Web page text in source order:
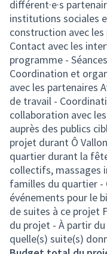
différent·e·s
institutions sociales
construction avec
Contact avec les
programme -
Coordination et
avec les partenaires
de travail -
collaboration avec
auprès des publics
projet durant Ô
quartier durant la
collectifs, massages
familles du quartier
événements pour le
de suites à ce projet
du projet - À partir
quelle(s) suite(s)